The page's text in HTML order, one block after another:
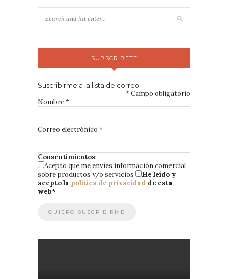
SUBSCRÍBETE
Suscribirme a la lista de correo
* Campo obligatorio
Nombre*
Correo electrónico *
Consentimientos
Acepto que me envíes información comercial
sobre productos y/o servicios
He leído y
acepto la política de privacidad de esta
web*